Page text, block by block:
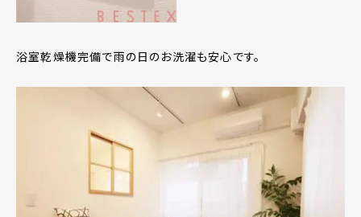
浴室乾燥機完備で雨の日のお洗濯も安心です。